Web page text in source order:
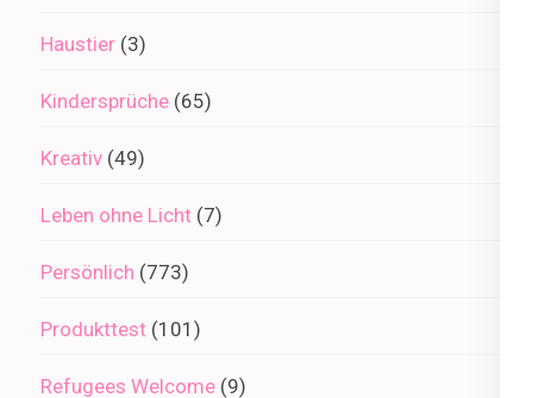
Haustier (3)
Kindersprüche (65)
Kreativ (49)
Leben ohne Licht (7)
Persönlich (773)
Produkttest (101)
Refugees Welcome (9)